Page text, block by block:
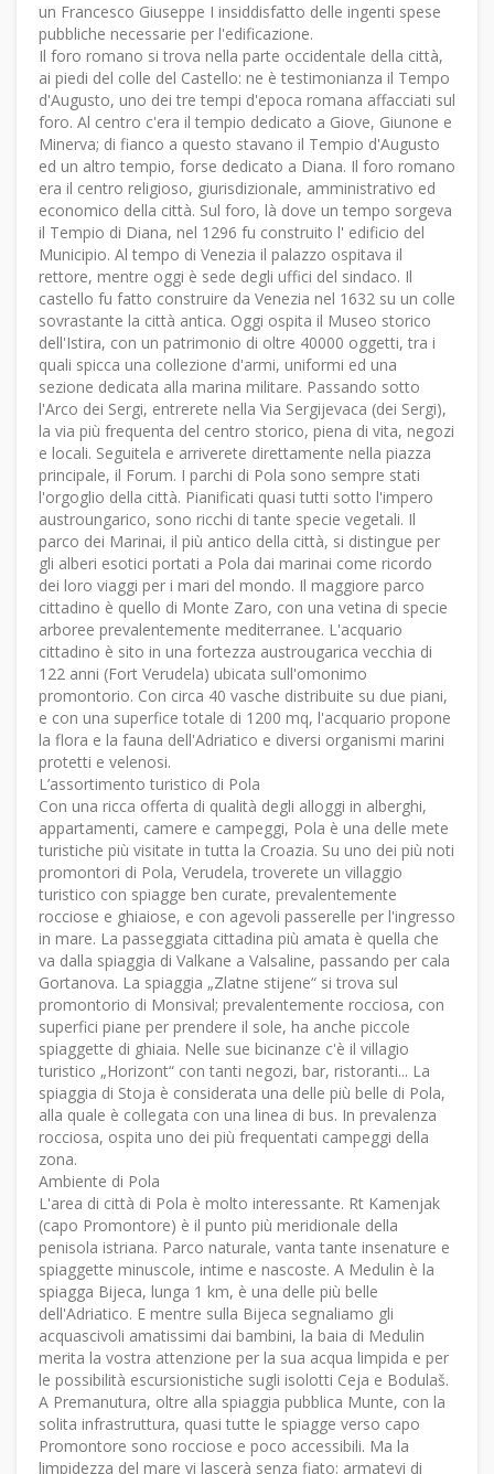
un Francesco Giuseppe I insiddisfatto delle ingenti spese
pubbliche necessarie per l'edificazione.
Il foro romano si trova nella parte occidentale della città,
ai piedi del colle del Castello: ne è testimonianza il Tempo
d'Augusto, uno dei tre tempi d'epoca romana affacciati sul
foro. Al centro c'era il tempio dedicato a Giove, Giunone e
Minerva; di fianco a questo stavano il Tempio d'Augusto
ed un altro tempio, forse dedicato a Diana. Il foro romano
era il centro religioso, giurisdizionale, amministrativo ed
economico della città. Sul foro, là dove un tempo sorgeva
il Tempio di Diana, nel 1296 fu construito l' edificio del
Municipio. Al tempo di Venezia il palazzo ospitava il
rettore, mentre oggi è sede degli uffici del sindaco. Il
castello fu fatto construire da Venezia nel 1632 su un colle
sovrastante la città antica. Oggi ospita il Museo storico
dell'Istira, con un patrimonio di oltre 40000 oggetti, tra i
quali spicca una collezione d'armi, uniformi ed una
sezione dedicata alla marina militare. Passando sotto
l'Arco dei Sergi, entrerete nella Via Sergijevaca (dei Sergi),
la via più frequenta del centro storico, piena di vita, negozi
e locali. Seguitela e arriverete direttamente nella piazza
principale, il Forum. I parchi di Pola sono sempre stati
l'orgoglio della città. Pianificati quasi tutti sotto l'impero
austroungarico, sono ricchi di tante specie vegetali. Il
parco dei Marinai, il più antico della città, si distingue per
gli alberi esotici portati a Pola dai marinai come ricordo
dei loro viaggi per i mari del mondo. Il maggiore parco
cittadino è quello di Monte Zaro, con una vetina di specie
arboree prevalentemente mediterranee. L'acquario
cittadino è sito in una fortezza austrougarica vecchia di
122 anni (Fort Verudela) ubicata sull'omonimo
promontorio. Con circa 40 vasche distribuite su due piani,
e con una superfice totale di 1200 mq, l'acquario propone
la flora e la fauna dell'Adriatico e diversi organismi marini
protetti e velenosi.
L’assortimento turistico di Pola
Con una ricca offerta di qualità degli alloggi in alberghi,
appartamenti, camere e campeggi, Pola è una delle mete
turistiche più visitate in tutta la Croazia. Su uno dei più noti
promontori di Pola, Verudela, troverete un villaggio
turistico con spiagge ben curate, prevalentemente
rocciose e ghiaiose, e con agevoli passerelle per l'ingresso
in mare. La passeggiata cittadina più amata è quella che
va dalla spiaggia di Valkane a Valsaline, passando per cala
Gortanova. La spiaggia „Zlatne stijene“ si trova sul
promontorio di Monsival; prevalentemente rocciosa, con
superfici piane per prendere il sole, ha anche piccole
spiaggette di ghiaia. Nelle sue bicinanze c'è il villagio
turistico „Horizont“ con tanti negozi, bar, ristoranti... La
spiaggia di Stoja è considerata una delle più belle di Pola,
alla quale è collegata con una linea di bus. In prevalenza
rocciosa, ospita uno dei più frequentati campeggi della
zona.
Ambiente di Pola
L'area di città di Pola è molto interessante. Rt Kamenjak
(capo Promontore) è il punto più meridionale della
penisola istriana. Parco naturale, vanta tante insenature e
spiaggette minuscole, intime e nascoste. A Medulin è la
spiagga Bijeca, lunga 1 km, è una delle più belle
dell'Adriatico. E mentre sulla Bijeca segnaliamo gli
acquascivoli amatissimi dai bambini, la baia di Medulin
merita la vostra attenzione per la sua acqua limpida e per
le possibilità escursionistiche sugli isolotti Ceja e Bodulaš.
A Premanutura, oltre alla spiaggia pubblica Munte, con la
solita infrastruttura, quasi tutte le spiagge verso capo
Promontore sono rocciose e poco accessibili. Ma la
limpidezza del mare vi lascerà senza fiato: armatevi di